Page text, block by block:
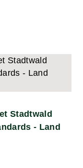
Stadtwald
- Land